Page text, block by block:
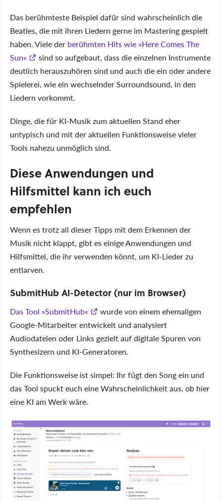
Das berühmteste Beispiel dafür sind wahrscheinlich die
Beatles, die mit ihren Liedern gerne im Mastering gespielt
haben. Viele der berühmten Hits wie »Here Comes The
Sun«
sind so aufgebaut, dass die einzelnen Instrumente
deutlich herauszuhören sind und auch die ein oder andere
Spielerei, wie ein wechselnder Surroundsound, in den
Liedern vorkommt.
Dinge, die für KI-Musik zum aktuellen Stand eher
untypisch und mit der aktuellen Funktionsweise vieler
Tools nahezu unmöglich sind.
Diese Anwendungen und
Hilfsmittel kann ich euch
empfehlen
Wenn es trotz all dieser Tipps mit dem Erkennen der
Musik nicht klappt, gibt es einige Anwendungen und
Hilfsmittel, die ihr verwenden könnt, um KI-Lieder zu
entlarven.
SubmitHub AI-Detector (nur im Browser)
Das Tool SubmitHub
wurde von einem ehemaligen
Google-Mitarbeiter entwickelt und analysiert
Audiodateien oder Links gezielt auf digitale Spuren von
Synthesizern und KI-Generatoren.
Die Funktionsweise ist simpel: Ihr fügt den Song ein und
das Tool spuckt euch eine Wahrscheinlichkeit aus, ob hier
eine KI am Werk wäre.